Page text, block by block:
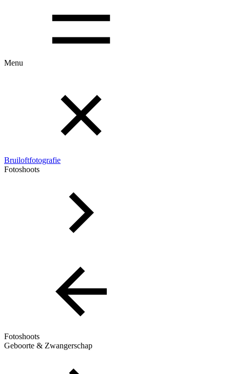
Menu
Bruiloftfotografie
Fotoshoots
Fotoshoots
Geboorte & Zwangerschap